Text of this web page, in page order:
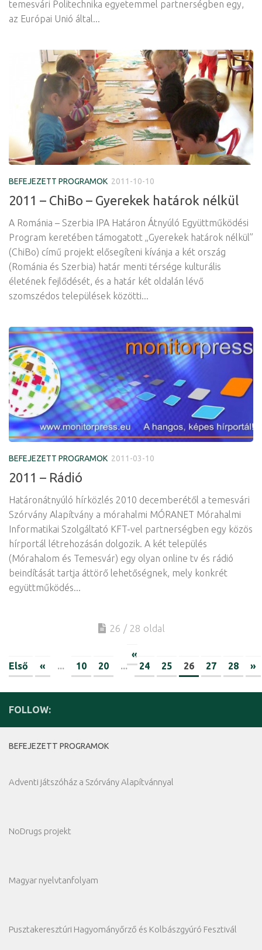
temesvári Politechnika egyetemmel partnerségben egy,
az Európai Unió által...
BEFEJEZETT PROGRAMOK 2011-10-10
2011 – ChiBo – Gyerekek határok nélkül
A Románia – Szerbia IPA Határon Átnyúló Együttműködési
Program keretében támogatott „Gyerekek határok nélkül”
(ChiBo) című projekt elősegíteni kívánja a két ország
(Románia és Szerbia) határ menti térsége kulturális
életének fejlődését, és a határ két oldalán lévő
szomszédos települések közötti...
BEFEJEZETT PROGRAMOK 2011-03-10
2011 – Rádió
Határonátnyúló hírközlés 2010 decemberétől a temesvári
Szórvány Alapítvány a mórahalmi MÓRANET Mórahalmi
Informatikai Szolgáltató KFT-vel partnerségben egy közös
hírportál létrehozásán dolgozik. A két település
(Mórahalom és Temesvár) egy olyan online tv és rádió
beindítását tartja áttörő lehetőségnek, mely konkrét
együttműködés...
26 / 28 oldal
«
Első
« ... 10 20 ... 24 25 26 27 28 »
FOLLOW:
BEFEJEZETT PROGRAMOK
Adventi játszóház a Szórvány Alapítvánnyal
NoDrugs projekt
Magyar nyelvtanfolyam
Pusztakeresztúri Hagyományőrző és Kolbászgyúró Fesztivál